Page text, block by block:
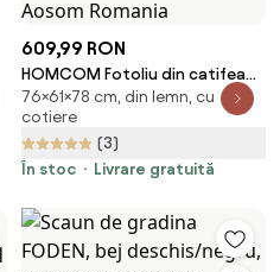
609,99 RON
HOMCOM Fotoliu din catifea
cu structură din lemn, cu
umplutură din arcuri în formă
de S și pernă, 61x78x76 cm, Bej |
Aosom Romania
76×61×78 cm, din lemn, cu
cotiere
(3)
În stoc
Livrare gratuită